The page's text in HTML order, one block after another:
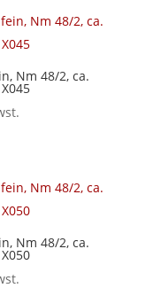
Nm 48/2, ca.
Nm 48/2, ca.